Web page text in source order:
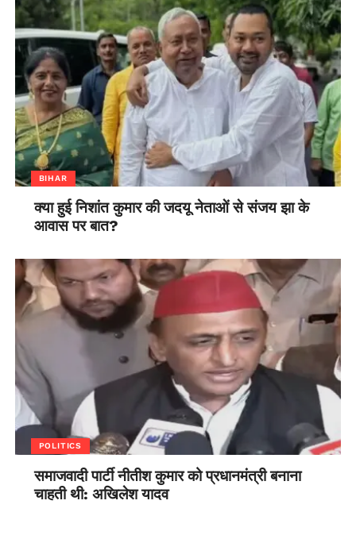
BIHAR
क्या हुई निशांत कुमार की जदयू नेताओं से संजय झा के
आवास पर बात?
POLITICS
समाजवादी पार्टी नीतीश कुमार को प्रधानमंत्री बनाना
चाहती थी: अखिलेश यादव